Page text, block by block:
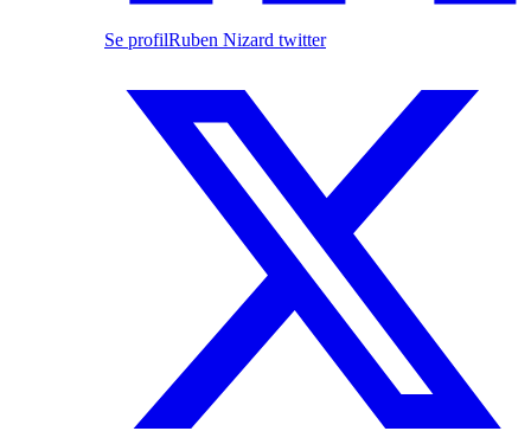
Se profilRuben Nizard twitter